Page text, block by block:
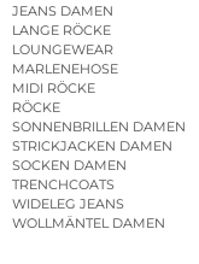
JEANS DAMEN
LANGE RÖCKE
LOUNGEWEAR
MARLENEHOSE
MIDI RÖCKE
RÖCKE
SONNENBRILLEN DAMEN
STRICKJACKEN DAMEN
SOCKEN DAMEN
TRENCHCOATS
WIDELEG JEANS
WOLLMÄNTEL DAMEN